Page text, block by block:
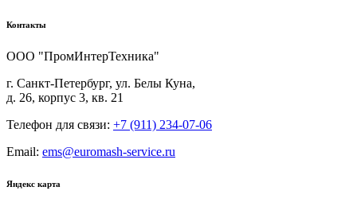
Контакты
ООО "ПромИнтерТехника"
г. Санкт-Петербург, ул. Белы Куна,
д. 26, корпус 3, кв. 21
Телефон для связи: +7 (911) 234-07-06
Email: ems@euromash-service.ru
Яндекс карта